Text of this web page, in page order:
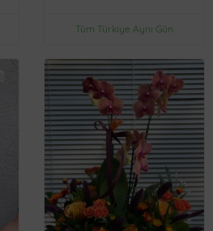
Tüm Türkiye Aynı Gün